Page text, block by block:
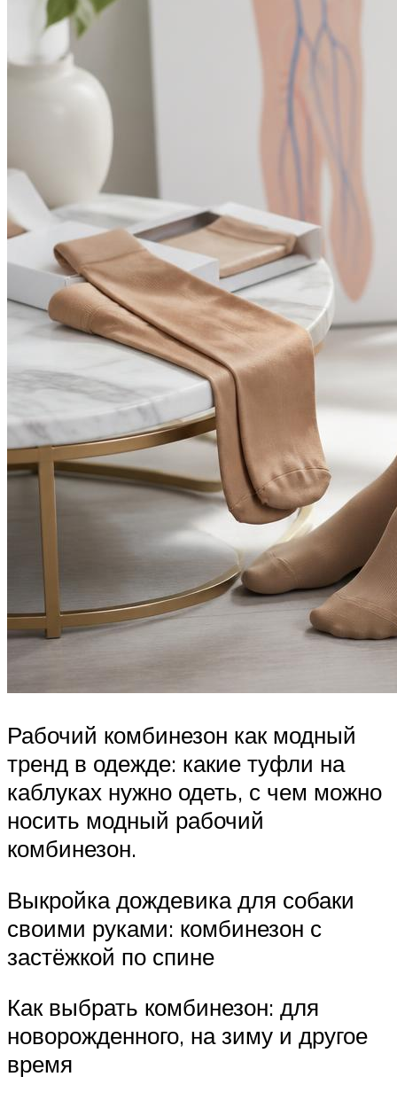
Рабочий комбинезон как модный
тренд в одежде: какие туфли на
каблуках нужно одеть, с чем можно
носить модный рабочий
комбинезон.
Выкройка дождевика для собаки
своими руками: комбинезон с
застёжкой по спине
Как выбрать комбинезон: для
новорожденного, на зиму и другое
время